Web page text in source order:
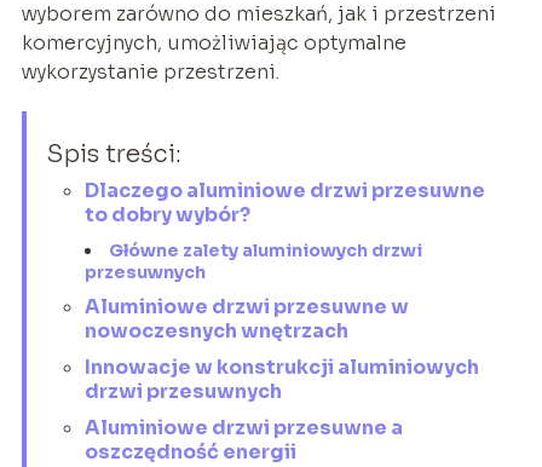
wyborem zarówno do mieszkań, jak i przestrzeni
komercyjnych, umożliwiając optymalne
wykorzystanie przestrzeni.
Spis treści:
Dlaczego aluminiowe drzwi przesuwne
to dobry wybór?
Główne zalety aluminiowych drzwi
przesuwnych
Aluminiowe drzwi przesuwne w
nowoczesnych wnętrzach
Innowacje w konstrukcji aluminiowych
drzwi przesuwnych
Aluminiowe drzwi przesuwne a
oszczędność energii